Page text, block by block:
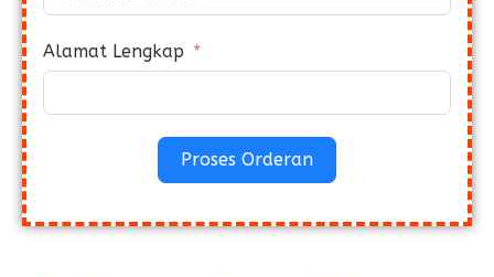
Alamat Lengkap
Proses Orderan